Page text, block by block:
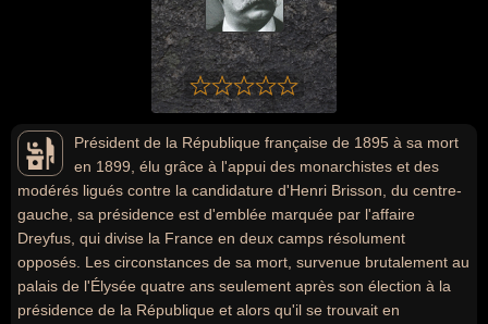
Président de la République française de 1895 à sa mort
en 1899, élu grâce à l'appui des monarchistes et des
modérés ligués contre la candidature d'Henri Brisson, du centre-
gauche, sa présidence est d'emblée marquée par l'affaire
Dreyfus, qui divise la France en deux camps résolument
opposés. Les circonstances de sa mort, survenue brutalement au
palais de l'Élysée quatre ans seulement après son élection à la
présidence de la République et alors qu'il se trouvait en